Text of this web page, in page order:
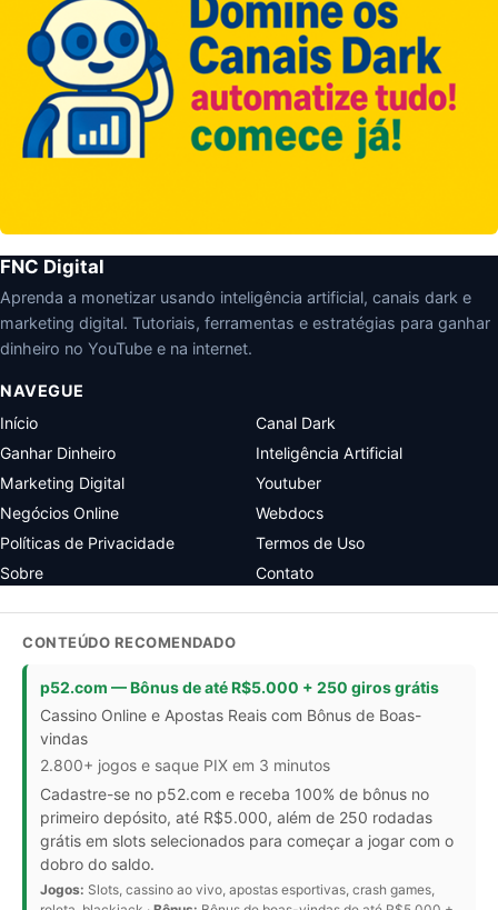
FNC Digital
Aprenda a monetizar usando inteligência artificial, canais dark e
marketing digital. Tutoriais, ferramentas e estratégias para ganhar
dinheiro no YouTube e na internet.
NAVEGUE
Início
Canal Dark
Ganhar Dinheiro
Inteligência Artificial
Marketing Digital
Youtuber
Negócios Online
Webdocs
Políticas de Privacidade
Termos de Uso
Sobre
Contato
CONTEÚDO RECOMENDADO
p52.com — Bônus de até R$5.000 + 250 giros grátis
Cassino Online e Apostas Reais com Bônus de Boas-
vindas
2.800+ jogos e saque PIX em 3 minutos
Cadastre-se no p52.com e receba 100% de bônus no
primeiro depósito, até R$5.000, além de 250 rodadas
grátis em slots selecionados para começar a jogar com o
dobro do saldo.
Jogos: Slots, cassino ao vivo, apostas esportivas, crash games,